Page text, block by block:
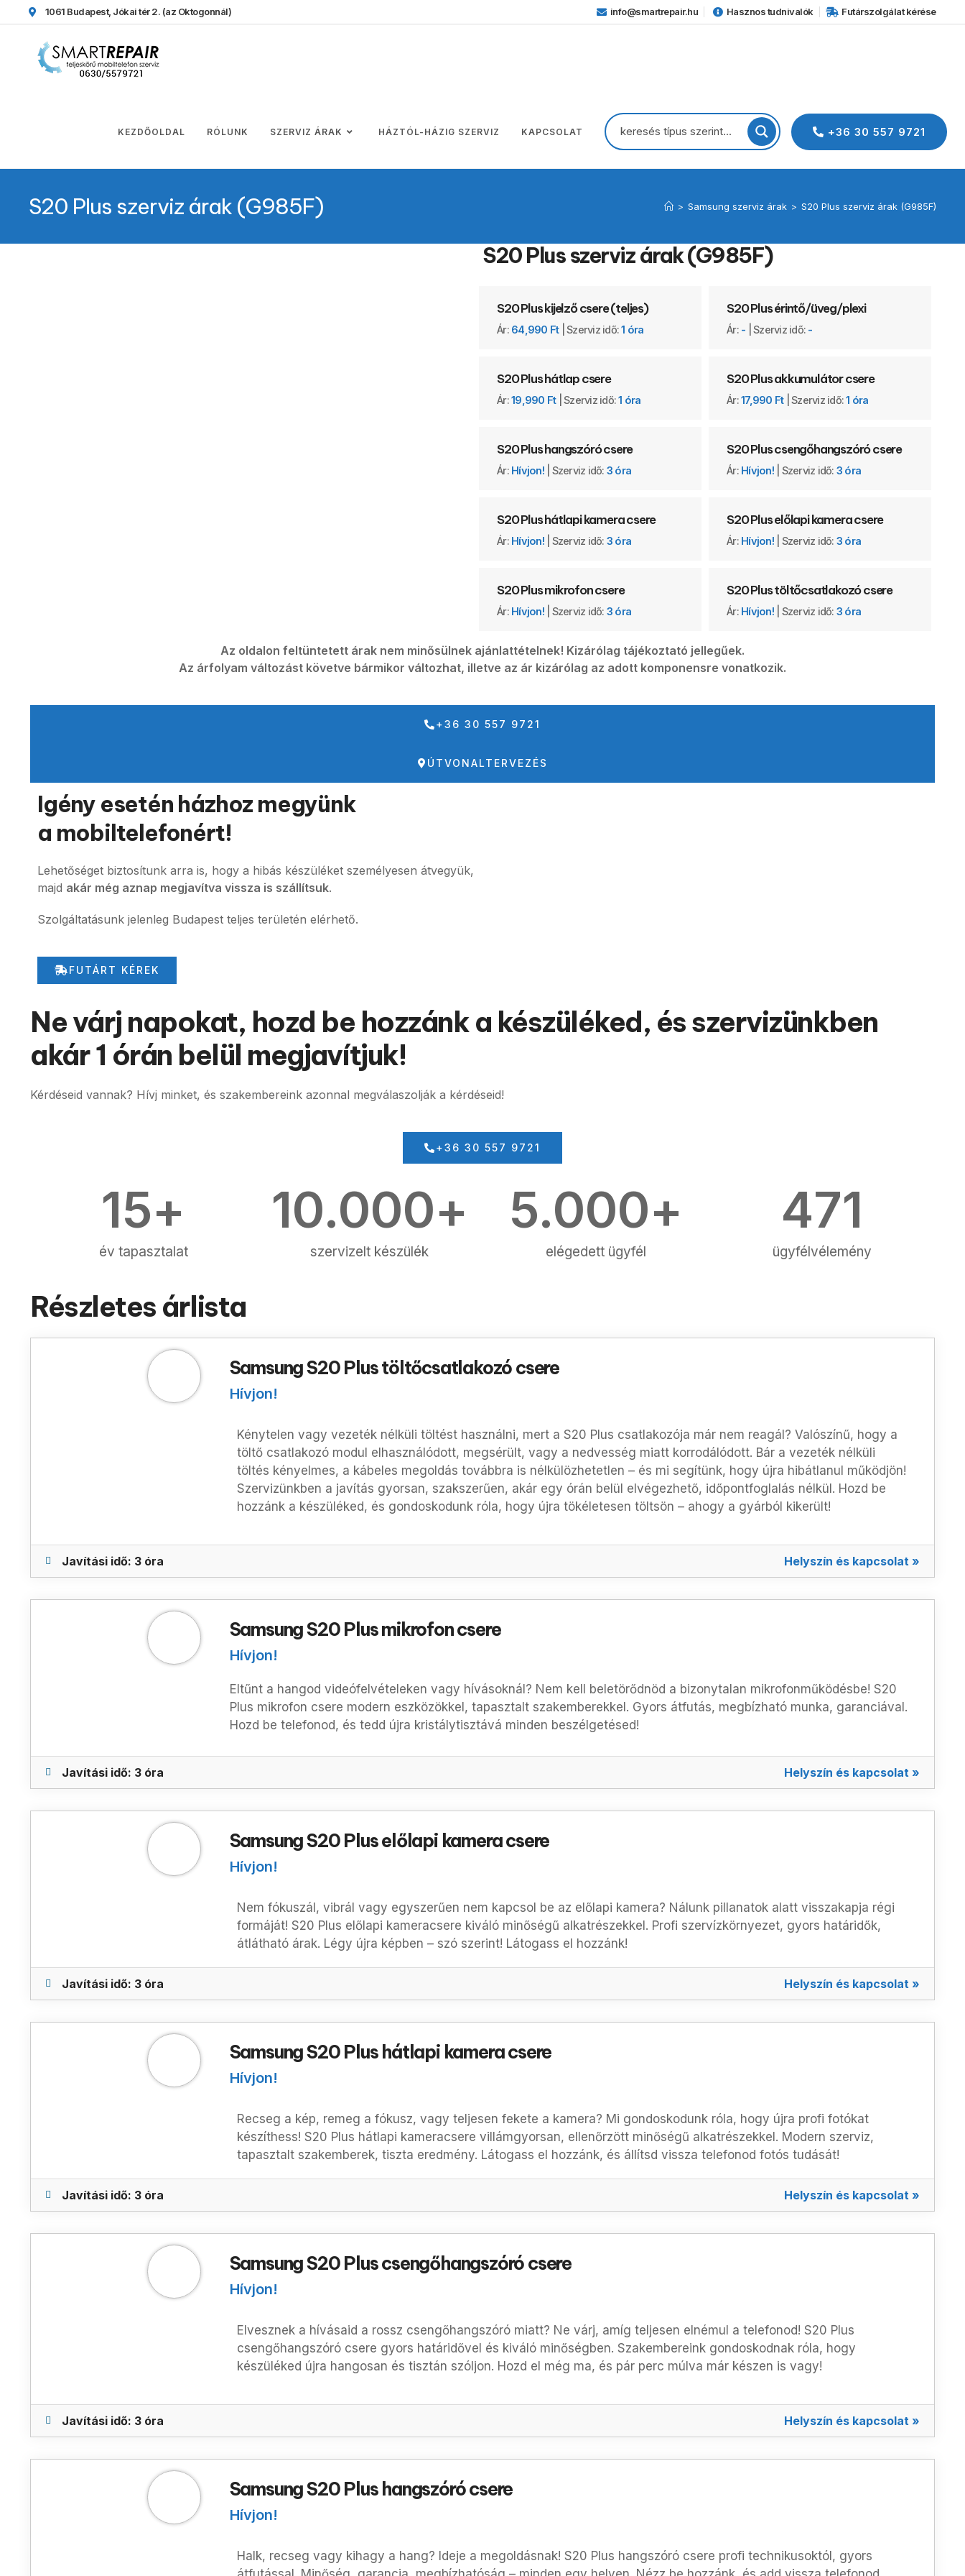
1061 Budapest, Jókai tér 2. (az Oktogonnál) info@smartrepair.hu Hasznos tudnivalók Futárszolgálat kérése
KEZDŐOLDAL RÓLUNK SZERVIZ ÁRAK HÁZTÓL-HÁZIG SZERVIZ KAPCSOLAT +36 30 557 9721
S20 Plus szerviz árak (G985F) > Samsung szerviz árak > S20 Plus szerviz árak (G985F)
S20 Plus szerviz árak (G985F)
S20 Plus kijelző csere (teljes)
Ár: 64,990 Ft| Szerviz idő:1 óra
S20 Plus érintő/üveg/plexi
Ár: - | Szerviz idő: -
S20 Plus hátlap csere
Ár:19,990 Ft| Szerviz idő:1 óra
S20 Plus akkumulátor csere
Ár:17,990 Ft| Szerviz idő:1 óra
S20 Plus hangszóró csere
Ár: Hívjon!| Szerviz idő: 3 óra
S20 Plus csengőhangszóró csere
Ár: Hívjon!| Szerviz idő: 3 óra
S20 Plus hátlapi kamera csere
Ár: Hívjon!| Szerviz idő: 3 óra
S20 Plus előlapi kamera csere
Ár: Hívjon!| Szerviz idő: 3 óra
S20 Plus mikrofon csere
Ár: Hívjon!| Szerviz idő: 3 óra
S20 Plus töltőcsatlakozó csere
Ár: Hívjon!| Szerviz idő: 3 óra
Az oldalon feltüntetett árak nem minősülnek ajánlattételnek! Kizárólag tájékoztató jellegűek.
Az árfolyam változást követve bármikor változhat, illetve az ár kizárólag az adott komponensre vonatkozik.
+36 30 557 9721
ÚTVONALTERVEZÉS
Igény esetén házhoz megyünk
a mobiltelefonért!
Lehetőséget biztosítunk arra is, hogy a hibás készüléket személyesen átvegyük,
majd akár még aznap megjavítva vissza is szállítsuk.
Szolgáltatásunk jelenleg Budapest teljes területén elérhető.
FUTÁRT KÉREK
Ne várj napokat, hozd be hozzánk a készüléked, és szervizünkben
akár 1 órán belül megjavítjuk!
Kérdéseid vannak? Hívj minket, és szakembereink azonnal megválaszolják a kérdéseid!
+36 30 557 9721
év tapasztalat
15+
szervizelt készülék
10.000+
elégedett ügyfél
5.000+
ügyfélvélemény
471
Részletes árlista
Samsung S20 Plus töltőcsatlakozó csere
Hívjon!
Kénytelen vagy vezeték nélküli töltést használni, mert a S20 Plus csatlakozója már nem reagál? Valószínű, hogy a
töltő csatlakozó modul elhasználódott, megsérült, vagy a nedvesség miatt korrodálódott. Bár a vezeték nélküli
töltés kényelmes, a kábeles megoldás továbbra is nélkülözhetetlen – és mi segítünk, hogy újra hibátlanul működjön!
Szervizünkben a javítás gyorsan, szakszerűen, akár egy órán belül elvégezhető, időpontfoglalás nélkül . Hozd be
hozzánk a készüléked, és gondoskodunk róla, hogy újra tökéletesen töltsön – ahogy a gyárból kikerült!
Javítási idő: 3 óra Helyszín és kapcsolat »
Samsung S20 Plus mikrofon csere
Hívjon!
Eltűnt a hangod videófelvételeken vagy hívásoknál? Nem kell beletörődnöd a bizonytalan mikrofonműködésbe! S20
Plus mikrofon csere modern eszközökkel, tapasztalt szakemberekkel. Gyors átfutás, megbízható munka, garanciával.
Hozd be telefonod, és tedd újra kristálytisztává minden beszélgetésed!
Javítási idő: 3 óra Helyszín és kapcsolat »
Samsung S20 Plus előlapi kamera csere
Hívjon!
Nem fókuszál, vibrál vagy egyszerűen nem kapcsol be az előlapi kamera? Nálunk pillanatok alatt visszakapja régi
formáját! S20 Plus előlapi kameracsere kiváló minőségű alkatrészekkel. Profi szervízkörnyezet, gyors határidők,
átlátható árak. Légy újra képben – szó szerint! Látogass el hozzánk!
Javítási idő: 3 óra Helyszín és kapcsolat »
Samsung S20 Plus hátlapi kamera csere
Hívjon!
Recseg a kép, remeg a fókusz, vagy teljesen fekete a kamera? Mi gondoskodunk róla, hogy újra profi fotókat
készíthess! S20 Plus hátlapi kameracsere villámgyorsan, ellenőrzött minőségű alkatrészekkel. Modern szerviz,
tapasztalt szakemberek, tiszta eredmény. Látogass el hozzánk, és állítsd vissza telefonod fotós tudását!
Javítási idő: 3 óra Helyszín és kapcsolat »
Samsung S20 Plus csengőhangszóró csere
Hívjon!
Elvesznek a hívásaid a rossz csengőhangszóró miatt? Ne várj, amíg teljesen elnémul a telefonod! S20 Plus
csengőhangszóró csere gyors határidővel és kiváló minőségben. Szakembereink gondoskodnak róla, hogy
készüléked újra hangosan és tisztán szóljon. Hozd el még ma, és pár perc múlva már készen is vagy!
Javítási idő: 3 óra Helyszín és kapcsolat »
Samsung S20 Plus hangszóró csere
Hívjon!
Halk, recseg vagy kihagy a hang? Ideje a megoldásnak! S20 Plus hangszóró csere profi technikusoktól, gyors